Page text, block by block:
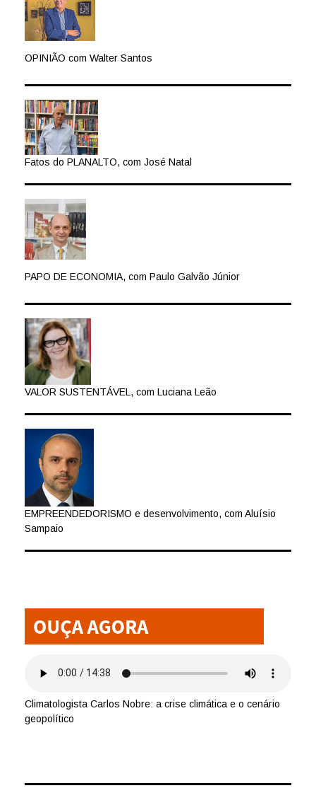
OPINIÃO com Walter Santos
Fatos do PLANALTO, com José Natal
PAPO DE ECONOMIA, com Paulo Galvão Júnior
VALOR SUSTENTÁVEL, com Luciana Leão
EMPREENDEDORISMO e desenvolvimento, com Aluísio
Sampaio
Climatologista Carlos Nobre: a crise climática e o cenário
geopolítico